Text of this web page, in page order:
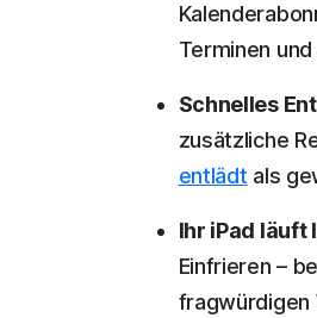
Terminen
Schnelles
zusätzliche
entlädt als
Ihr iPad läuft
Einfrieren –
fragwürdigen